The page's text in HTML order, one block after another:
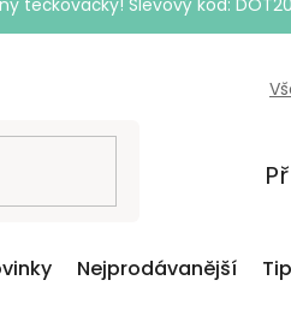
tečkovačky! Slevový kód:
Nejprodávanější